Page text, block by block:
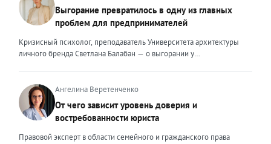
Выгорание превратилось в одну из главных
проблем для предпринимателей
Кризисный психолог, преподаватель Университета архитектуры
личного бренда Светлана Балабан — о выгорании у
проблемой, однако выгорание у предпринимателей заметно
отличается от выгорания у наёмных сотрудников. Наёмный
сотрудник может уйти на больничный или в отпуск, пожаловаться
на что-то начальству или сменить работу. Предприниматель — сам
себе начальник и основа системы. Если он устаёт, бизнес не встанет
Ангелина Веретенченко
От чего зависит уровень доверия и
востребованности юриста
Правовой эксперт в области семейного и гражданского права